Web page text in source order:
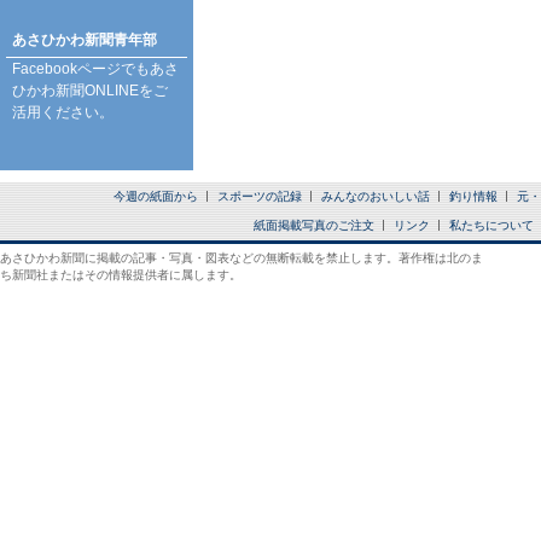
あさひかわ新聞青年部
Facebookページでもあさ
ひかわ新聞ONLINEをご
活用ください。
今週の紙面から スポーツの記録 みんなのおいしい話 釣り情報 元
紙面掲載写真のご注文 リンク 私たちについて
あさひかわ新聞に掲載の記事・写真・図表などの無断転載を禁止します。著作権は北のま
ち新聞社またはその情報提供者に属します。